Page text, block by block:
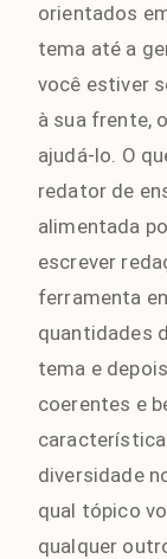
orientados
tema até a
você estiver
à sua frente,
ajudá-lo. O
redator de
alimentada
escrever
ferramenta
quantidades
tema e
coerentes e
diversidade
qual tópico
qualquer